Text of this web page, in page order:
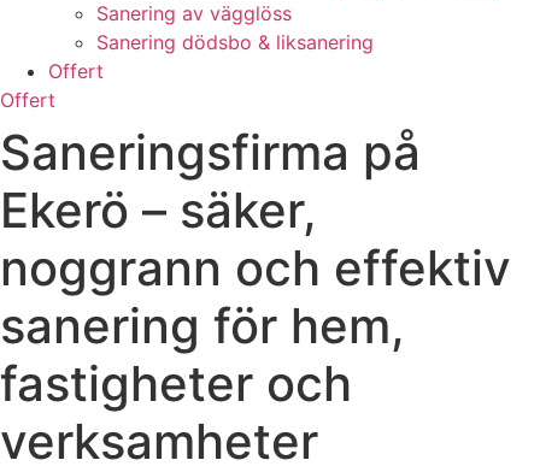
Sanering av vägglöss
Sanering dödsbo & liksanering
Offert
Offert
Saneringsfirma på
Ekerö – säker,
noggrann och effektiv
sanering för hem,
fastigheter och
verksamheter